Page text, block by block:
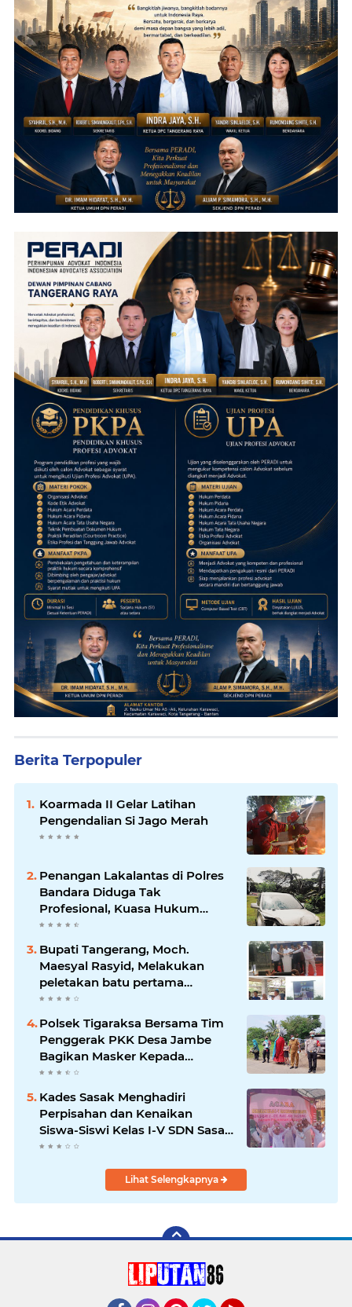
Berita Terpopuler
Koarmada II Gelar Latihan
Pengendalian Si Jago Merah
Penangan Lakalantas di Polres
Bandara Diduga Tak
Profesional, Kuasa Hukum
Adukan ke Propam
Bupati Tangerang, Moch.
Maesyal Rasyid, Melakukan
peletakan batu pertama
pembangunan Gedung Mako
Polsek Tigaraksa Bersama Tim
Penggerak PKK Desa Jambe
Bagikan Masker Kepada
Pengguna Jalan
Kades Sasak Menghadiri
Perpisahan dan Kenaikan
Siswa-Siswi Kelas I-V SDN Sasak
II
Lihat Selengkapnya